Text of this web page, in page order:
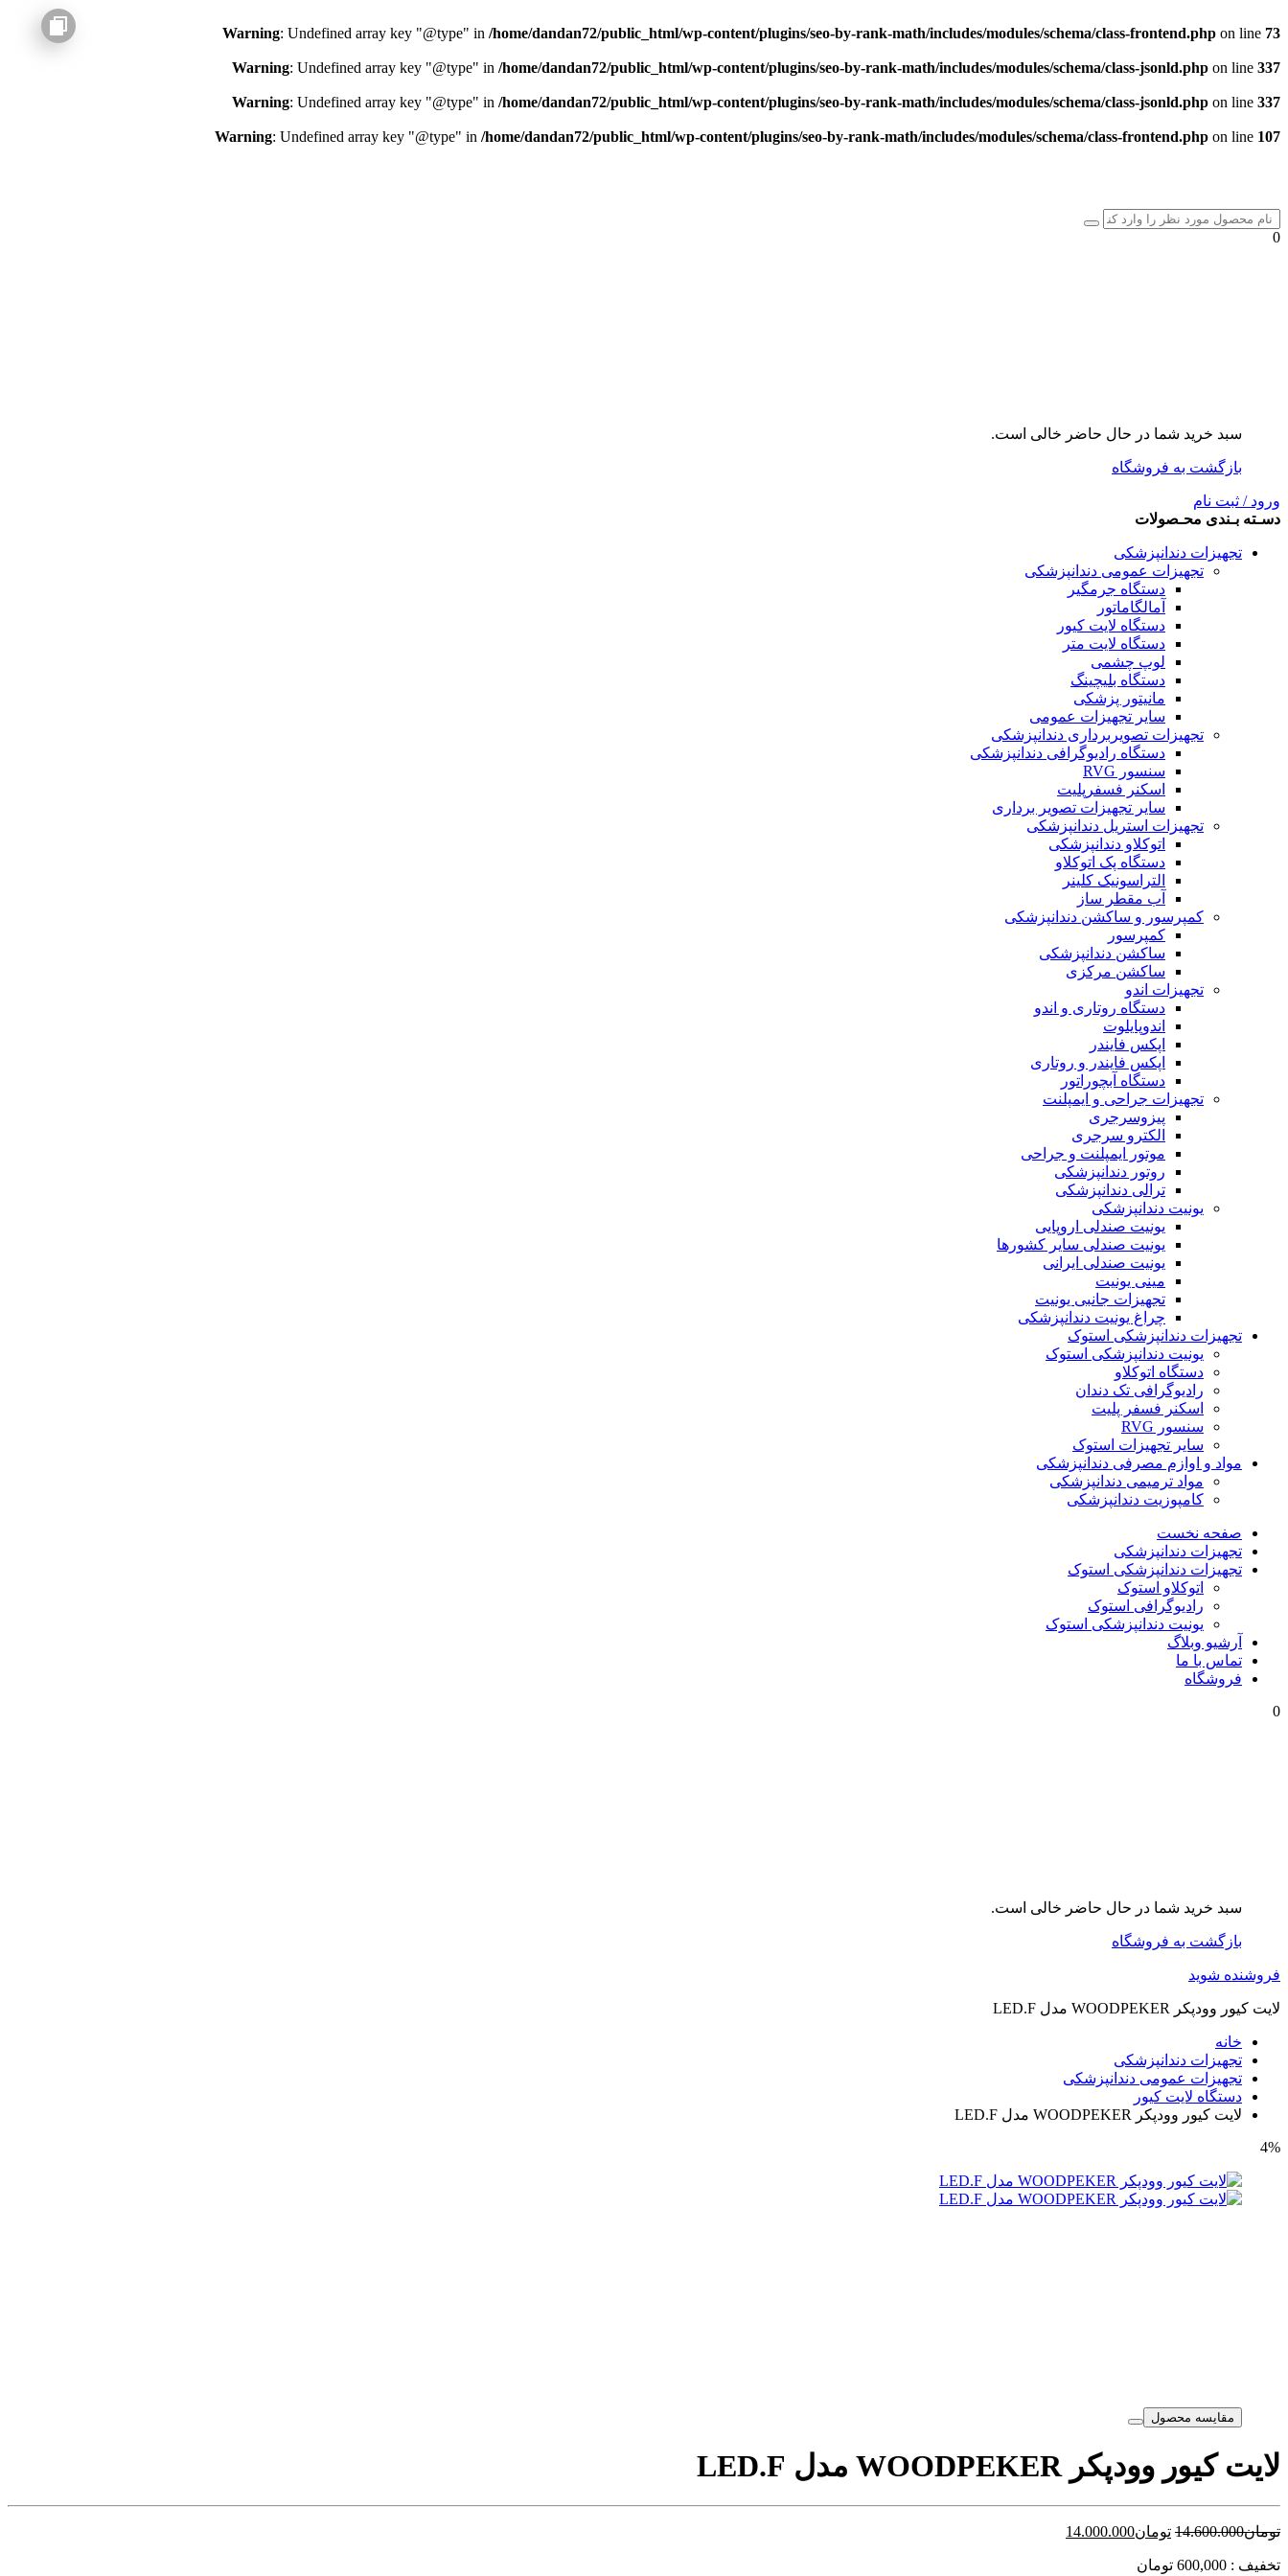
Warning: Undefined array key "@type" in /home/dandan72/public_html/wp-content/plugins/seo-by-rank-math/includes/modules/schema/class-frontend.php on line 73
Warning: Undefined array key "@type" in /home/dandan72/public_html/wp-content/plugins/seo-by-rank-math/includes/modules/schema/class-jsonld.php on line 337
Warning: Undefined array key "@type" in /home/dandan72/public_html/wp-content/plugins/seo-by-rank-math/includes/modules/schema/class-jsonld.php on line 337
Warning: Undefined array key "@type" in /home/dandan72/public_html/wp-content/plugins/seo-by-rank-math/includes/modules/schema/class-frontend.php on line 107
0
سبد خرید شما در حال حاضر خالی است.
بازگشت به فروشگاه
ورود / ثبت نام
دسـته بـندی محـصولات
تجهیزات دندانپزشکی
تجهیزات عمومی دندانپزشکی
دستگاه جرمگیر
آمالگاماتور
دستگاه لایت کیور
دستگاه لایت متر
لوپ چشمی
دستگاه بلیچینگ
مانیتور پزشکی
سایر تجهیزات عمومی
تجهیزات تصویربرداری دندانپزشکی
دستگاه رادیوگرافی دندانپزشکی
سنسور RVG
اسکنر فسفرپلیت
سایر تجهیزات تصویر برداری
تجهیزات استریل دندانپزشکی
اتوکلاو دندانپزشکی
دستگاه پک اتوکلاو
التراسونیک کلینر
آب مقطر ساز
کمپرسور و ساکشن دندانپزشکی
کمپرسور
ساکشن دندانپزشکی
ساکشن مرکزی
تجهیزات اندو
دستگاه روتاری و اندو
اندوپایلوت
اپکس فایندر
اپکس فایندر و روتاری
دستگاه آبچوراتور
تجهیزات جراحی و ایمپلنت
پیزوسرجری
الکترو سرجری
موتور ایمپلنت و جراحی
روتور دندانپزشکی
ترالی دندانپزشکی
یونیت دندانپزشکی
یونیت صندلی اروپایی
یونیت صندلی سایر کشورها
یونیت صندلی ایرانی
مینی یونیت
تجهیزات جانبی یونیت
چراغ یونیت دندانپزشکی
تجهیزات دندانپزشکی استوک
یونیت دندانپزشکی استوک
دستگاه اتوکلاو
رادیوگرافی تک دندان
اسکنر فسفر پلیت
سنسور RVG
سایر تجهیزات استوک
مواد و اوازم مصرفی دندانپزشکی
مواد ترمیمی دندانپزشکی
کامپوزیت دندانپزشکی
صفحه نخست
تجهیزات دندانپزشکی
تجهیزات دندانپزشکی استوک
اتوکلاو استوک
رادیوگرافی استوک
یونیت دندانپزشکی استوک
آرشیو وبلاگ
تماس با ما
فروشگاه
0
سبد خرید شما در حال حاضر خالی است.
بازگشت به فروشگاه
فروشنده شوید
لایت کیور وودپکر WOODPEKER مدل LED.F
خانه
تجهیزات دندانپزشکی
تجهیزات عمومی دندانپزشکی
دستگاه لایت کیور
لایت کیور وودپکر WOODPEKER مدل LED.F
4%
مقایسه محصول
لایت کیور وودپکر WOODPEKER مدل LED.F
تومان14.600.000 تومان14.000.000
تخفیف : 600,000 تومان